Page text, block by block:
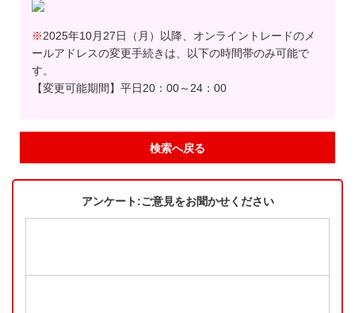
※2025年10月27日（月）以降、オンライントレードのメ
ールアドレスの変更手続きは、以下の時間帯のみ可能で
す。
【変更可能期間】平日20：00～24：00
検索へ戻る
アンケート:ご意見をお聞かせください